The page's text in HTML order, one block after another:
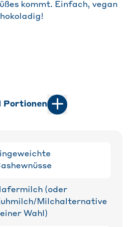
kommt. Einfach, vegan
Portionen
(oder
Milchalternative
Wahl)